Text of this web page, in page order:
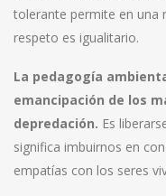
tolerante permite en una
respeto es igualitario.
La pedagogía
emancipación de los
depredación. Es
significa imbuirnos en
empatías con los seres